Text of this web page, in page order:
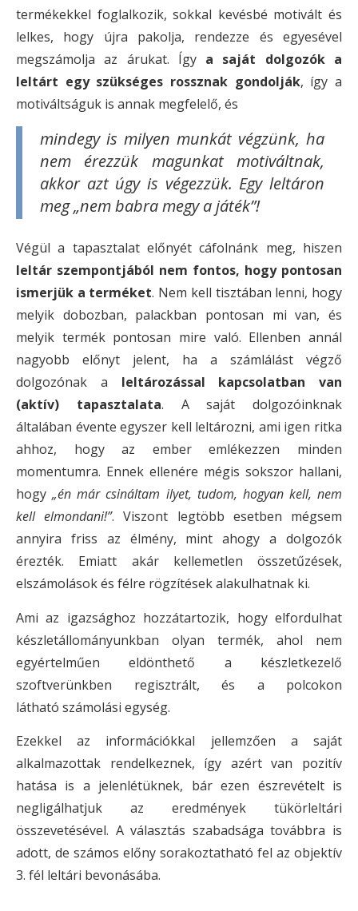
termékekkel foglalkozik, sokkal kevésbé motivált és
lelkes, hogy újra pakolja, rendezze és egyesével
megszámolja az árukat. Így a saját dolgozók a
leltárt egy szükséges rossznak gondolják, így a
motiváltságuk is annak megfelelő, és
mindegy is milyen munkát végzünk, ha
nem érezzük magunkat motiváltnak,
akkor azt úgy is végezzük. Egy leltáron
meg „nem babra megy a játék”!
Végül a tapasztalat előnyét cáfolnánk meg, hiszen
leltár szempontjából nem fontos, hogy pontosan
ismerjük a terméket. Nem kell tisztában lenni, hogy
melyik dobozban, palackban pontosan mi van, és
melyik termék pontosan mire való. Ellenben annál
nagyobb előnyt jelent, ha a számlálást végző
dolgozónak a leltározással kapcsolatban van
(aktív) tapasztalata. A saját dolgozóinknak
általában évente egyszer kell leltározni, ami igen ritka
ahhoz, hogy az ember emlékezzen minden
momentumra. Ennek ellenére mégis sokszor hallani,
hogy„én már csináltam ilyet, tudom, hogyan kell, nem
kell elmondani!”. Viszont legtöbb esetben mégsem
annyira friss az élmény, mint ahogy a dolgozók
érezték. Emiatt akár kellemetlen összetűzések,
elszámolások és félre rögzítések alakulhatnak ki.
Ami az igazsághoz hozzátartozik, hogy elfordulhat
készletállományunkban olyan termék, ahol nem
egyértelműen eldönthető a készletkezelő
szoftverünkben regisztrált, és a polcokon
látható számolási egység.
Ezekkel az információkkal jellemzően a saját
alkalmazottak rendelkeznek, így azért van pozitív
hatása is a jelenlétüknek, bár ezen észrevételt is
negligálhatjuk az eredmények tükörleltári
összevetésével. A választás szabadsága továbbra is
adott, de számos előny sorakoztatható fel az objektív
3. fél leltári bevonásába.